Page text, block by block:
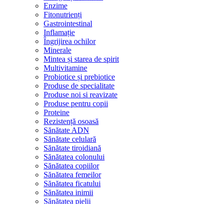
Enzime
Fitonutrienți
Gastrointestinal
Inflamație
Îngrijirea ochilor
Minerale
Mintea și starea de spirit
Multivitamine
Probiotice și prebiotice
Produse de specialitate
Produse noi si reavizate
Produse pentru copii
Proteine
Rezistență osoasă
Sănătate ADN
Sănătate celulară
Sănătate tiroidiană
Sănătatea colonului
Sănătatea copiilor
Sănătatea femeilor
Sănătatea ficatului
Sănătatea inimii
Sănătatea pielii